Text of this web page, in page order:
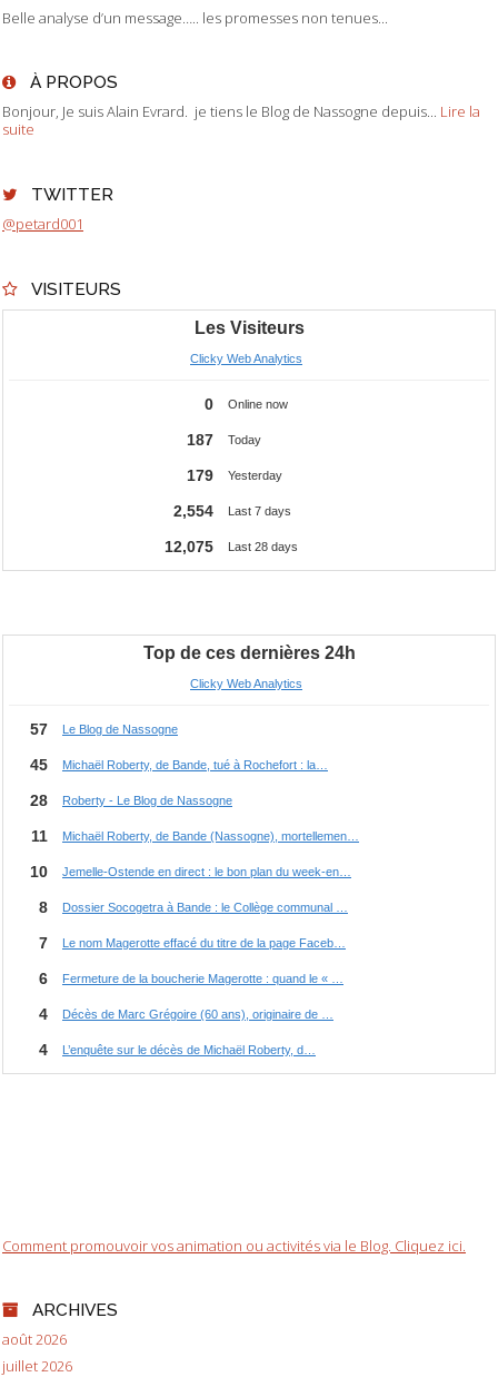
Belle analyse d’un message….. les promesses non tenues...
À PROPOS
Bonjour, Je suis Alain Evrard. je tiens le Blog de Nassogne depuis... Lire la
suite
TWITTER
@petard001
VISITEURS
Comment promouvoir vos animation ou activités via le Blog. Cliquez ici.
ARCHIVES
août 2026
juillet 2026